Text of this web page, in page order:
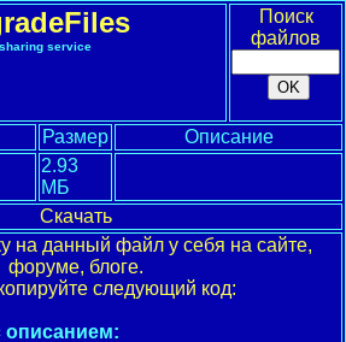
service
Поиск
файлов
Размер
Описание
2.93
МБ
Скачать
на данный файл у себя на сайте,
форуме, блоге.
следующий код:
описанием: